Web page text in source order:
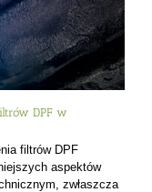
DPF w
filtrów DPF
aspektów
zwłaszcza